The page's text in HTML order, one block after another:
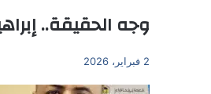
وجه الحقيقة..
2 فبراير، 2026